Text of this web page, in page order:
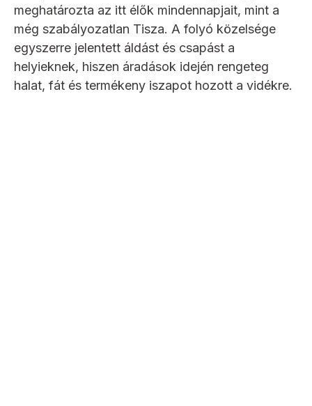
meghatározta az itt élők mindennapjait, mint a
még szabályozatlan Tisza. A folyó közelsége
egyszerre jelentett áldást és csapást a
helyieknek, hiszen áradások idején rengeteg
halat, fát és termékeny iszapot hozott a vidékre.